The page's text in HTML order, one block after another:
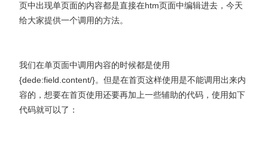
页中出现单页面的内容都是直接在htm页面中编辑进去，今天
给大家提供一个调用的方法。
我们在单页面中调用内容的时候都是使用
{dede:field.content/}。但是在首页这样使用是不能调用出来内
容的，想要在首页使用还要再加上一些辅助的代码，使用如下
代码就可以了：